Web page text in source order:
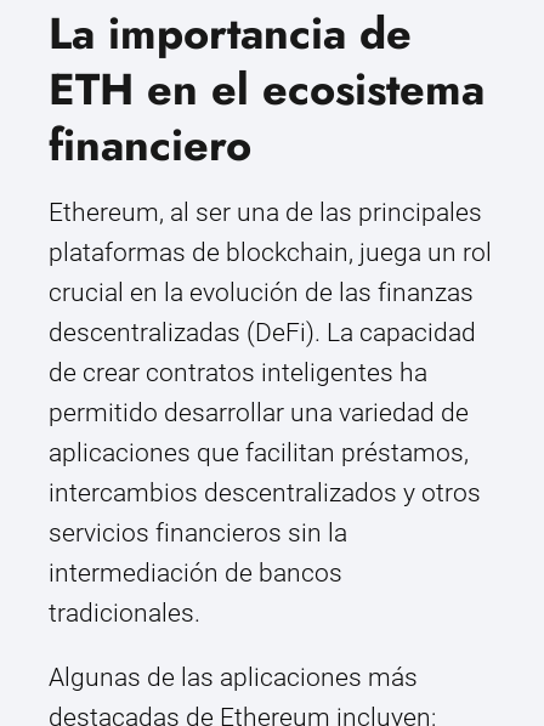
La importancia de
ETH en el ecosistema
financiero
Ethereum, al ser una de las principales
plataformas de blockchain, juega un rol
crucial en la evolución de las finanzas
descentralizadas (DeFi). La capacidad
de crear contratos inteligentes ha
permitido desarrollar una variedad de
aplicaciones que facilitan préstamos,
intercambios descentralizados y otros
servicios financieros sin la
intermediación de bancos
tradicionales.
Algunas de las aplicaciones más
destacadas de Ethereum incluyen: